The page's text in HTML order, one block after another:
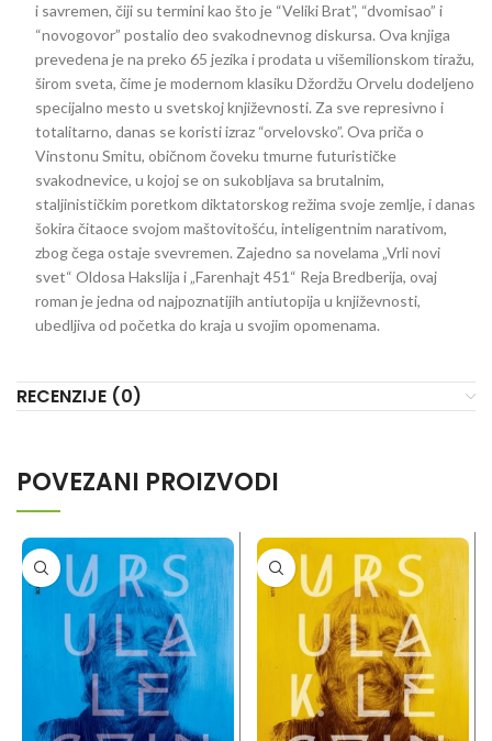
i savremen, čiji su termini kao što je “Veliki Brat”, “dvomisao” i
“novogovor” postalio deo svakodnevnog diskursa. Ova knjiga
prevedena je na preko 65 jezika i prodata u višemilionskom tiražu,
širom sveta, čime je modernom klasiku Džordžu Orvelu dodeljeno
specijalno mesto u svetskoj književnosti. Za sve represivno i
totalitarno, danas se koristi izraz “orvelovsko”. Ova priča o
Vinstonu Smitu, običnom čoveku tmurne futurističke
svakodnevice, u kojoj se on sukobljava sa brutalnim,
staljinističkim poretkom diktatorskog režima svoje zemlje, i danas
šokira čitaoce svojom maštovitošću, inteligentnim narativom,
zbog čega ostaje svevremen. Zajedno sa novelama „Vrli novi
svet“ Oldosa Hakslija i „Farenhajt 451“ Reja Bredberija, ovaj
roman je jedna od najpoznatijih antiutopija u književnosti,
ubedljiva od početka do kraja u svojim opomenama.
RECENZIJE (0)
POVEZANI PROIZVODI